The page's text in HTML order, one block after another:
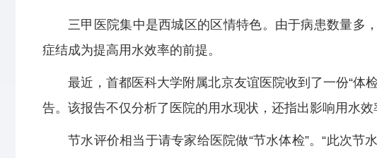
三甲医院集中是西城区的区情特色。由于病患数量多
症结成为提高用水效率的前提。
最近，首都医科大学附属北京友谊医院收到了一份“
告。该报告不仅分析了医院的用水现状，还指出影响用水
节水评价相当于请专家给医院做“节水体检”。“此次